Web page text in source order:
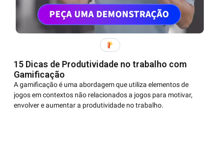
15 Dicas de Produtividade no trabalho com
Gamificação
A gamificação é uma abordagem que utiliza elementos de
jogos em contextos não relacionados a jogos para motivar,
envolver e aumentar a produtividade no trabalho.